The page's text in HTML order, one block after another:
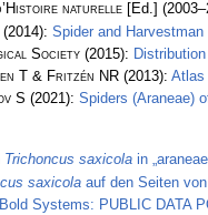
naturelle[Ed.]
Spider and
Society(2015):
T & Fritzén NR(2013): Atlas
S (2021): Spiders (Araneae)
Trichoncus saxicolain
saxicolaauf den Seiten
Systems: PUBLIC DATA